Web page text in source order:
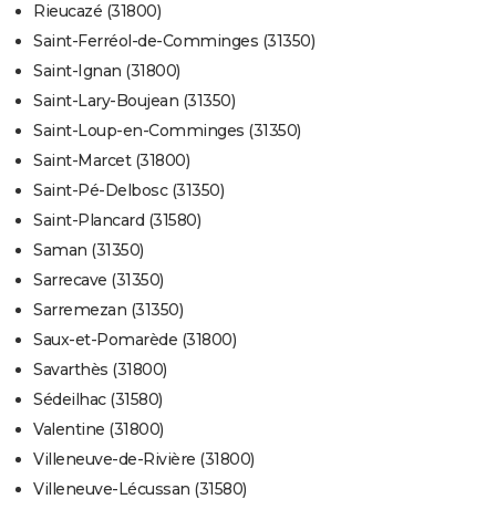
Rieucazé (31800)
Saint-Ferréol-de-Comminges (31350)
Saint-Ignan (31800)
Saint-Lary-Boujean (31350)
Saint-Loup-en-Comminges (31350)
Saint-Marcet (31800)
Saint-Pé-Delbosc (31350)
Saint-Plancard (31580)
Saman (31350)
Sarrecave (31350)
Sarremezan (31350)
Saux-et-Pomarède (31800)
Savarthès (31800)
Sédeilhac (31580)
Valentine (31800)
Villeneuve-de-Rivière (31800)
Villeneuve-Lécussan (31580)